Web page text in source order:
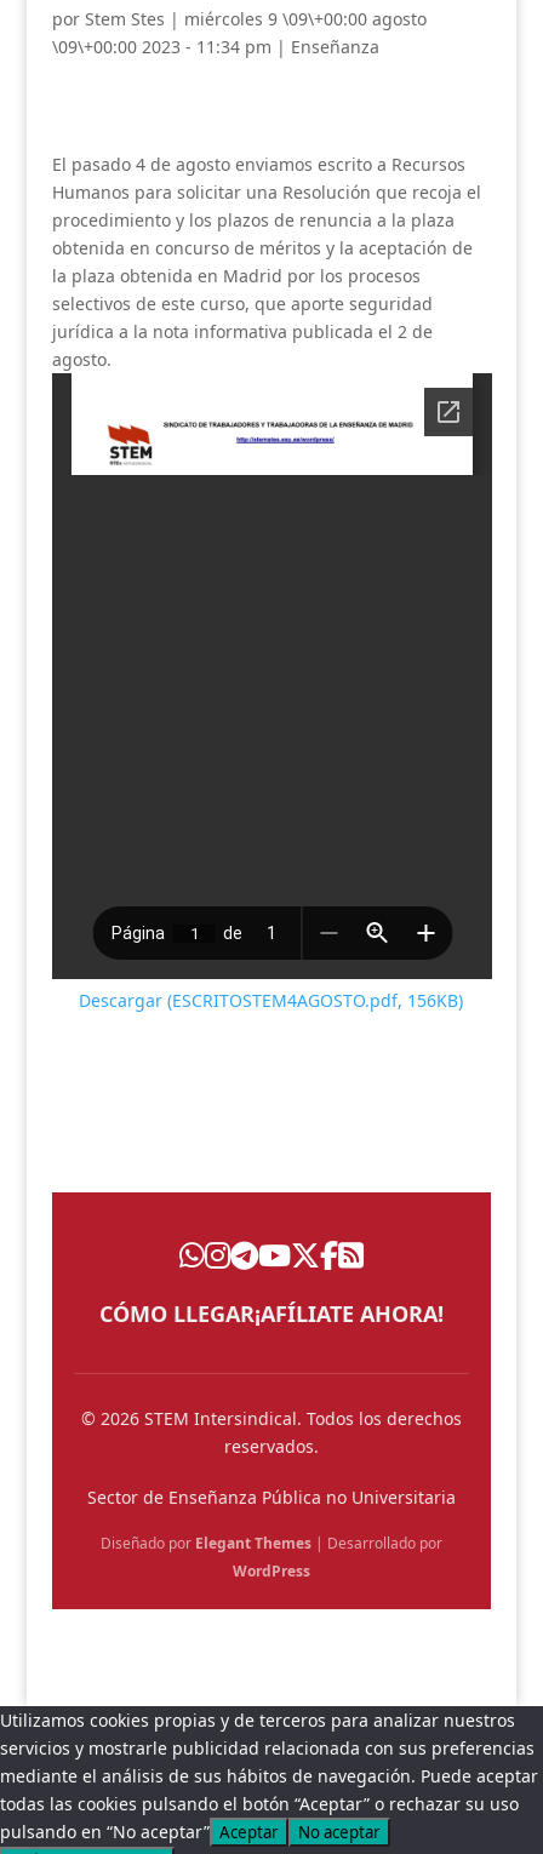
por Stem Stes | miércoles 9 \09\+00:00 agosto
\09\+00:00 2023 - 11:34 pm | Enseñanza
El pasado 4 de agosto enviamos escrito a Recursos
Humanos para solicitar una Resolución que recoja el
procedimiento y los plazos de renuncia a la plaza
obtenida en concurso de méritos y la aceptación de
la plaza obtenida en Madrid por los procesos
selectivos de este curso, que aporte seguridad
jurídica a la nota informativa publicada el 2 de
agosto.
Descargar (ESCRITOSTEM4AGOSTO.pdf, 156KB)
CÓMO LLEGAR¡AFÍLIATE AHORA!
© 2026 STEM Intersindical. Todos los derechos
reservados.
Sector de Enseñanza Pública no Universitaria
Diseñado por Elegant Themes| Desarrollado por
WordPress
Utilizamos cookies propias y de terceros para analizar nuestros
servicios y mostrarle publicidad relacionada con sus preferencias
mediante el análisis de sus hábitos de navegación. Puede aceptar
todas las cookies pulsando el botón “Aceptar” o rechazar su uso
pulsando en “No aceptar” Aceptar
No aceptar